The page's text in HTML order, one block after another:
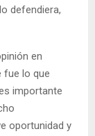
defendiera,
en
fue lo que
importante
oportunidad y